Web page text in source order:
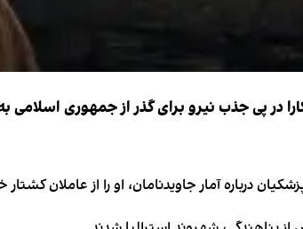
در پی جذب نیرو برای گذر از جمهوری
درباره آمار جاویدنامان، او را از عاملان کشتار